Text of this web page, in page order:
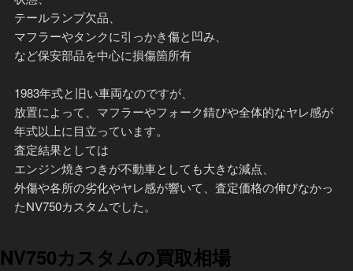
テールランプ欠品、
マフラーやタンクに引っかき傷と凹み、
など保安部品を中心に損傷箇所有
1983年式と旧い車両なのですが、
放置によって、マフラーやフォーク錆びや全体的なヤレ感が
年式以上に目立っています。
査定結果としては
エンジン焼きつきが不動車としても大きな減点、
外傷や各所の劣化やヤレ感が響いて、査定価格の伸びなかっ
たNV750カスタムでした。
NV750カスタムの買取相場